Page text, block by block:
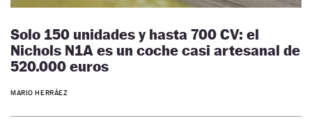
Solo 150 unidades y hasta 700 CV: el
Nichols N1A es un coche casi artesanal de
520.000 euros
MARIO HERRÁEZ